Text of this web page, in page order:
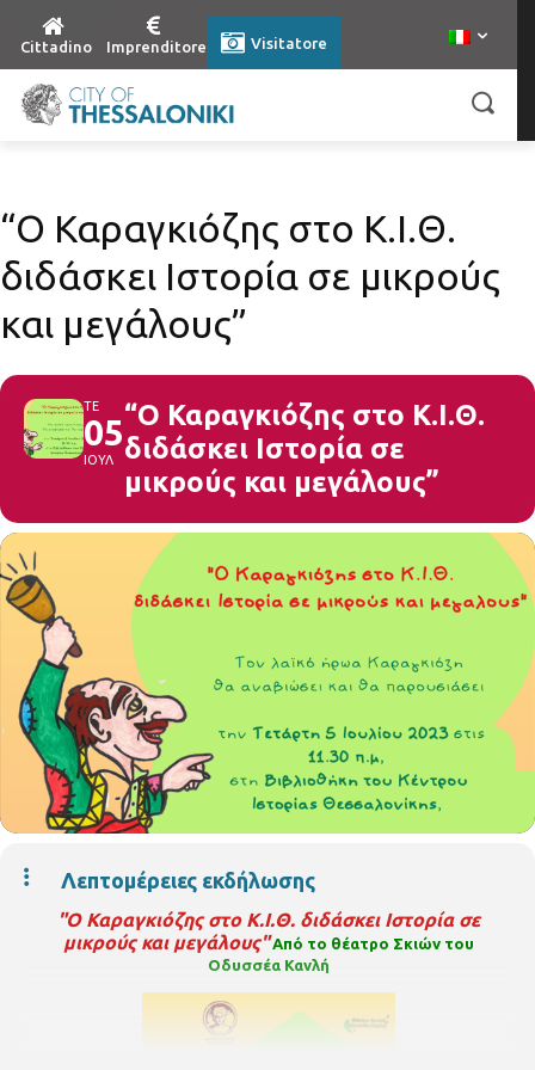
Cittadino Imprenditore Visitatore
“Ο Καραγκιόζης στο Κ.Ι.Θ.
διδάσκει Ιστορία σε μικρούς
και μεγάλους”
ΤΕ
05
ΙΟΥΛ
“Ο Καραγκιόζης στο Κ.Ι.Θ.
διδάσκει Ιστορία σε
μικρούς και μεγάλους”
Λεπτομέρειες εκδήλωσης
"Ο Καραγκιόζης στο Κ.Ι.Θ. διδάσκει Ιστορία σε
μικρούς και μεγάλους" Από το θέατρο Σκιών του
Οδυσσέα Κανλή